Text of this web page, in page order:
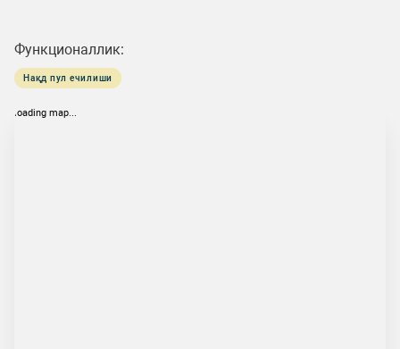
Функционаллик:
Нақд пул ечилиши
loading map...